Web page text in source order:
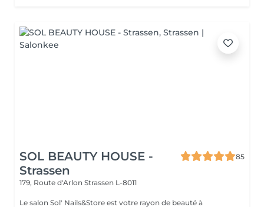
SOL BEAUTY HOUSE -
Strassen
85
179, Route d'Arlon Strassen L-8011
Le salon Sol' Nails&Store est votre rayon de beauté à